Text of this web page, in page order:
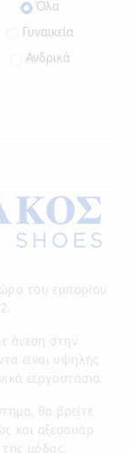
Όλα
Γυναικεία
Ανδρικά
του εμπορίου
άνεση στην
είναι υψηλής
εεργοστάσια.
θα βρείτε
και αξεσουάρ
της μόδας.